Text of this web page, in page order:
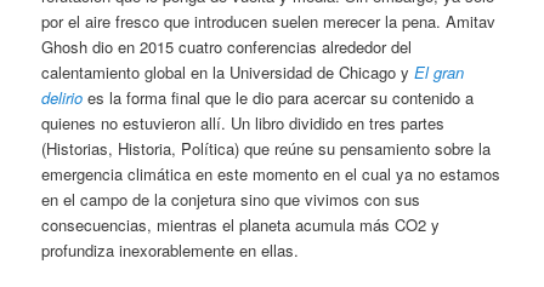
por el aire fresco que introducen suelen merecer la pena. Amitav
Ghosh dio en 2015 cuatro conferencias alrededor del
calentamiento global en la Universidad de Chicago yEl gran
delirio es la forma final que le dio para acercar su contenido a
quienes no estuvieron allí. Un libro dividido en tres partes
(Historias, Historia, Política) que reúne su pensamiento sobre la
emergencia climática en este momento en el cual ya no estamos
en el campo de la conjetura sino que vivimos con sus
consecuencias, mientras el planeta acumula más CO2 y
profundiza inexorablemente en ellas.